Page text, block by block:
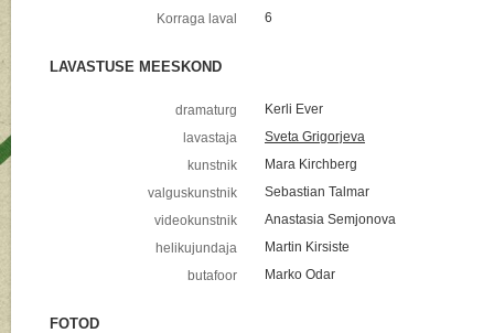
Korraga laval
6
LAVASTUSE MEESKOND
dramaturg
Kerli Ever
lavastaja
Sveta Grigorjeva
kunstnik
Mara Kirchberg
valguskunstnik
Sebastian Talmar
videokunstnik
Anastasia Semjonova
helikujundaja
Martin Kirsiste
butafoor
Marko Odar
FOTOD